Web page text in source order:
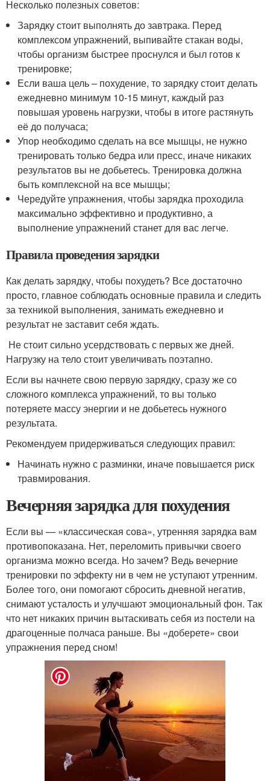
Несколько полезных советов:
Зарядку стоит выполнять до завтрака. Перед
комплексом упражнений, выпивайте стакан воды,
чтобы организм быстрее проснулся и был готов к
тренировке;
Если ваша цель – похудение, то зарядку стоит делать
ежедневно минимум 10-15 минут, каждый раз
повышая уровень нагрузки, чтобы в итоге растянуть
её до получаса;
Упор необходимо сделать на все мышцы, не нужно
тренировать только бедра или пресс, иначе никаких
результатов вы не добьетесь. Тренировка должна
быть комплексной на все мышцы;
Чередуйте упражнения, чтобы зарядка проходила
максимально эффективно и продуктивно, а
выполнение упражнений станет для вас легче.
Правила проведения зарядки
Как делать зарядку, чтобы похудеть? Все достаточно
просто, главное соблюдать основные правила и следить
за техникой выполнения, занимать ежедневно и
результат не заставит себя ждать.
Не стоит сильно усердствовать с первых же дней.
Нагрузку на тело стоит увеличивать поэтапно.
Если вы начнете свою первую зарядку, сразу же со
сложного комплекса упражнений, то вы только
потеряете массу энергии и не добьетесь нужного
результата.
Рекомендуем придерживаться следующих правил:
Начинать нужно с разминки, иначе повышается риск
травмирования.
Вечерняя зарядка для похудения
Если вы — «классическая сова», утренняя зарядка вам
противопоказана. Нет, переломить привычки своего
организма можно всегда. Но зачем? Ведь вечерние
тренировки по эффекту ни в чем не уступают утренним.
Более того, они помогают сбросить дневной негатив,
снимают усталость и улучшают эмоциональный фон. Так
что нет никаких причин вытаскивать себя из постели на
драгоценные полчаса раньше. Вы «доберете» свои
упражнения перед сном!